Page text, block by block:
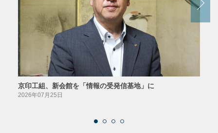
京印工組、新会館を「情報の受発信基地」に
2026年07月25日